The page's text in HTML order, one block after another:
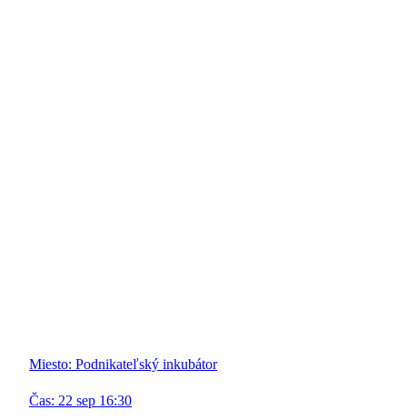
Miesto: Podnikateľský inkubátor
Čas: 22 sep 16:30